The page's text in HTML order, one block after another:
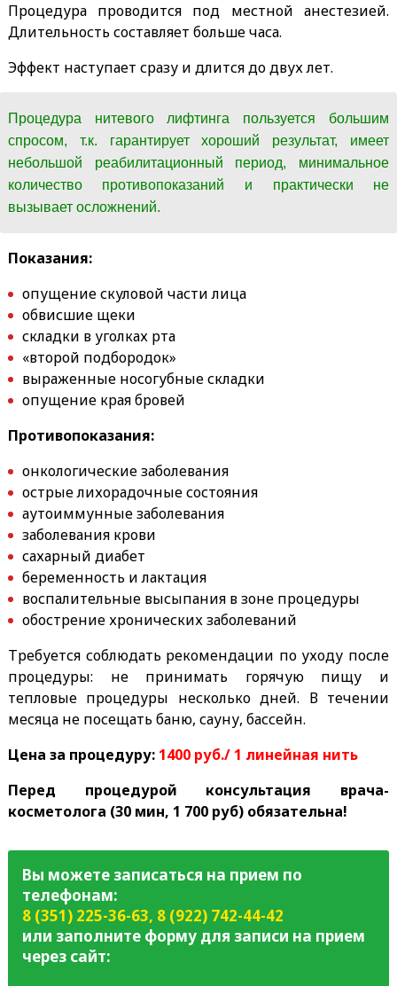
Процедура проводится под местной анестезией.
Длительность составляет больше часа.
Эффект наступает сразу и длится до двух лет.
Процедура нитевого лифтинга пользуется большим
спросом, т.к. гарантирует хороший результат, имеет
небольшой реабилитационный период, минимальное
количество противопоказаний и практически не
вызывает осложнений.
Показания:
опущение скуловой части лица
обвисшие щеки
складки в уголках рта
«второй подбородок»
выраженные носогубные складки
опущение края бровей
Противопоказания:
онкологические заболевания
острые лихорадочные состояния
аутоиммунные заболевания
заболевания крови
сахарный диабет
беременность и лактация
воспалительные высыпания в зоне процедуры
обострение хронических заболеваний
Требуется соблюдать рекомендации по уходу после
процедуры: не принимать горячую пищу и
тепловые процедуры несколько дней. В течении
месяца не посещать баню, сауну, бассейн.
Цена за процедуру: 1400 руб./ 1 линейная нить
Перед процедурой консультация врача-
косметолога (30 мин, 1 700 руб) обязательна!
Вы можете записаться на прием по
телефонам:
8 (351) 225-36-63, 8 (922) 742-44-42
или заполните форму для записи на прием
через сайт: